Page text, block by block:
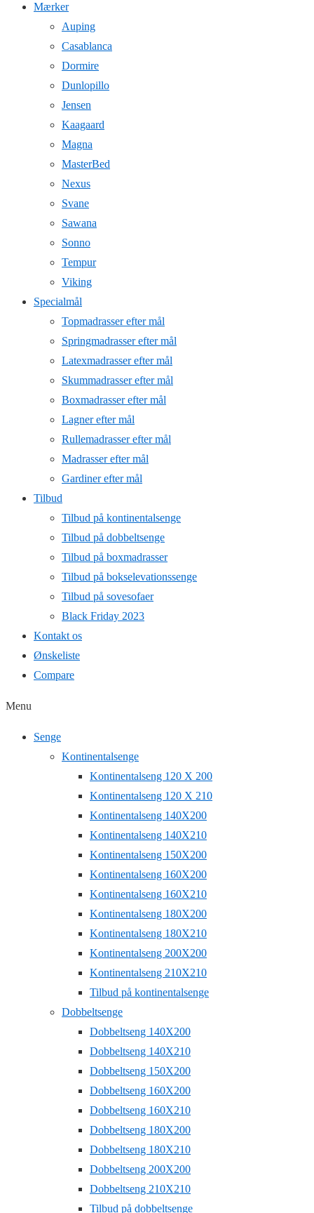
Mærker
Auping
Casablanca
Dormire
Dunlopillo
Jensen
Kaagaard
Magna
MasterBed
Nexus
Svane
Sawana
Sonno
Tempur
Viking
Specialmål
Topmadrasser efter mål
Springmadrasser efter mål
Latexmadrasser efter mål
Skummadrasser efter mål
Boxmadrasser efter mål
Lagner efter mål
Rullemadrasser efter mål
Madrasser efter mål
Gardiner efter mål
Tilbud
Tilbud på kontinentalsenge
Tilbud på dobbeltsenge
Tilbud på boxmadrasser
Tilbud på bokselevationssenge
Tilbud på sovesofaer
Black Friday 2023
Kontakt os
Ønskeliste
Compare
Menu
Senge
Kontinentalsenge
Kontinentalseng 120 X 200
Kontinentalseng 120 X 210
Kontinentalseng 140X200
Kontinentalseng 140X210
Kontinentalseng 150X200
Kontinentalseng 160X200
Kontinentalseng 160X210
Kontinentalseng 180X200
Kontinentalseng 180X210
Kontinentalseng 200X200
Kontinentalseng 210X210
Tilbud på kontinentalsenge
Dobbeltsenge
Dobbeltseng 140X200
Dobbeltseng 140X210
Dobbeltseng 150X200
Dobbeltseng 160X200
Dobbeltseng 160X210
Dobbeltseng 180X200
Dobbeltseng 180X210
Dobbeltseng 200X200
Dobbeltseng 210X210
Tilbud på dobbeltsenge